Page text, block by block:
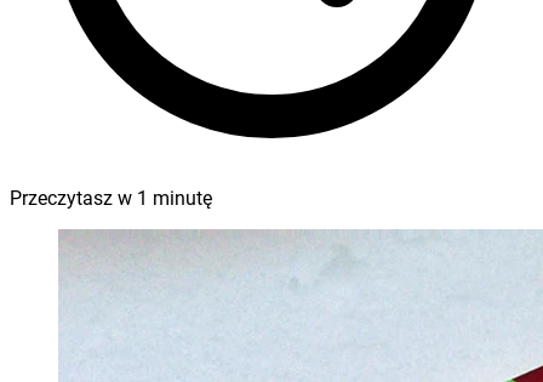
Przeczytasz w 1 minutę